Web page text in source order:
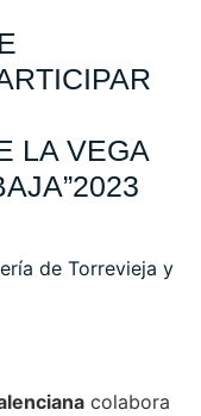
LA VEGA
de Torrevieja y
colabora